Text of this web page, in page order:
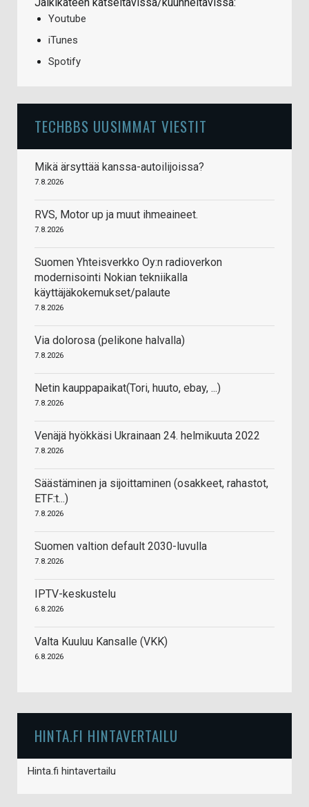
Youtube
iTunes
Spotify
TECHBBS UUSIMMAT VIESTIT
Mikä ärsyttää kanssa-autoilijoissa?
7.8.2026
RVS, Motor up ja muut ihmeaineet.
7.8.2026
Suomen Yhteisverkko Oy:n radioverkon
modernisointi Nokian tekniikalla
käyttäjäkokemukset/palaute
7.8.2026
Via dolorosa (pelikone halvalla)
7.8.2026
Netin kauppapaikat(Tori, huuto, ebay, ...)
7.8.2026
Venäjä hyökkäsi Ukrainaan 24. helmikuuta 2022
7.8.2026
Säästäminen ja sijoittaminen (osakkeet, rahastot,
ETF:t...)
7.8.2026
Suomen valtion default 2030-luvulla
7.8.2026
IPTV-keskustelu
6.8.2026
Valta Kuuluu Kansalle (VKK)
6.8.2026
HINTA.FI HINTAVERTAILU
Hinta.fi hintavertailu